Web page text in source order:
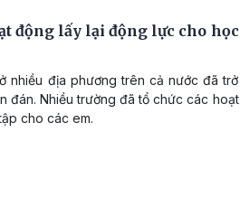
động lấy lại động lực cho học
nhiều địa phương trên cả nước đã trở
đán. Nhiều trường đã tổ chức các hoạt
cho các em.